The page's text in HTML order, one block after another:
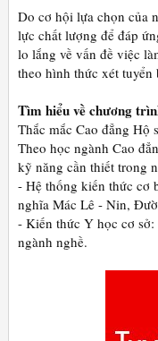
Do cơ hội lựa chọn của
lực chất lượng để đáp
lo lắng về vấn đề việc
theo hình thức xét tuyển
Tìm hiểu về chương
Thắc mắc Cao đẳng
Theo học ngành Cao
kỹ năng cần thiết trong
- Hệ thống kiến thức cơ
nghĩa Mác Lê - Nin,
- Kiến thức Y học cơ
ngành nghề.